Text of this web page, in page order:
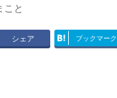
と
シェア ブックマーク